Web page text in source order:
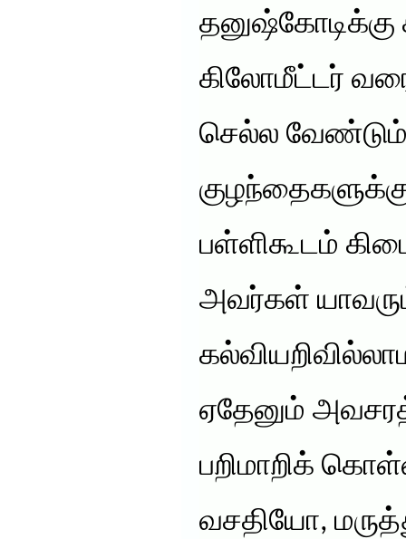
தனுஷ்கோடிக்கு
கிலோமீட்டர்
செல்ல
பள்ளிகூடம்
அவர்கள்
ஏதேனும்
பறிமாறிக்
வசதியோ,